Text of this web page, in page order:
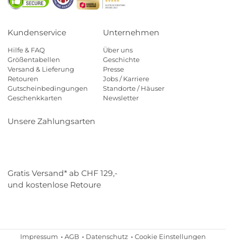
Kundenservice
Hilfe & FAQ
Größentabellen
Versand & Lieferung
Retouren
Gutscheinbedingungen
Geschenkkarten
Unternehmen
Über uns
Geschichte
Presse
Jobs / Karriere
Standorte / Häuser
Newsletter
Unsere Zahlungsarten
Gratis Versand* ab CHF 129,-
und kostenlose Retoure
Impressum AGB Datenschutz Cookie Einstellungen